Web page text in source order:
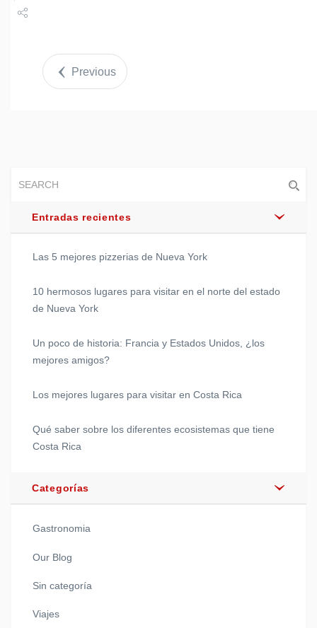
Tweet
Previous
Entradas recientes
Las 5 mejores pizzerias de Nueva York
10 hermosos lugares para visitar en el norte del estado
de Nueva York
Un poco de historia: Francia y Estados Unidos, ¿los
mejores amigos?
Los mejores lugares para visitar en Costa Rica
Qué saber sobre los diferentes ecosistemas que tiene
Costa Rica
Categorías
Gastronomia
Our Blog
Sin categoría
Viajes